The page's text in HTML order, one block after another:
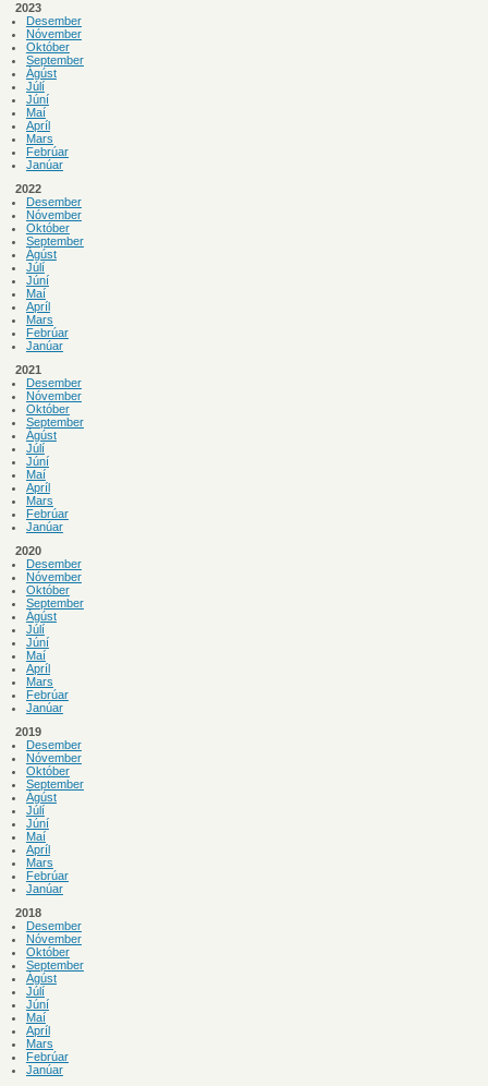
2023
Desember
Nóvember
Október
September
Ágúst
Júlí
Júní
Maí
Apríl
Mars
Febrúar
Janúar
2022
Desember
Nóvember
Október
September
Ágúst
Júlí
Júní
Maí
Apríl
Mars
Febrúar
Janúar
2021
Desember
Nóvember
Október
September
Ágúst
Júlí
Júní
Maí
Apríl
Mars
Febrúar
Janúar
2020
Desember
Nóvember
Október
September
Ágúst
Júlí
Júní
Maí
Apríl
Mars
Febrúar
Janúar
2019
Desember
Nóvember
Október
September
Ágúst
Júlí
Júní
Maí
Apríl
Mars
Febrúar
Janúar
2018
Desember
Nóvember
Október
September
Ágúst
Júlí
Júní
Maí
Apríl
Mars
Febrúar
Janúar